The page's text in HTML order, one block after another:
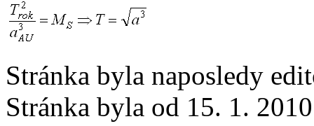
Stránka byla naposledy
Stránka byla od 15. 1.